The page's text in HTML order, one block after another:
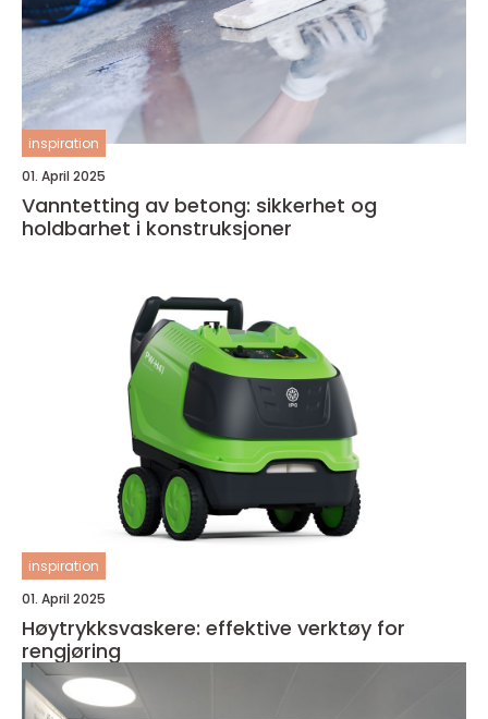
inspiration
01. April 2025
Vanntetting av betong: sikkerhet og
holdbarhet i konstruksjoner
inspiration
01. April 2025
Høytrykksvaskere: effektive verktøy for
rengjøring